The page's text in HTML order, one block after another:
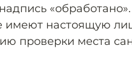
имеют настоящую
проверки места